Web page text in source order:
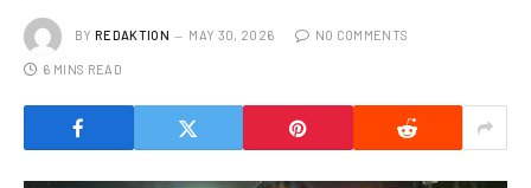
BY REDAKTION MAY 30, 2026 NO COMMENTS
6 MINS READ